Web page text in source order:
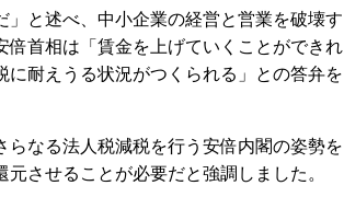
と述べ、中小企業の経営と営業を破壊す
首相は「賃金を上げていくことができれ
耐えうる状況がつくられる」との答弁を
なる法人税減税を行う安倍内閣の姿勢を
させることが必要だと強調しました。